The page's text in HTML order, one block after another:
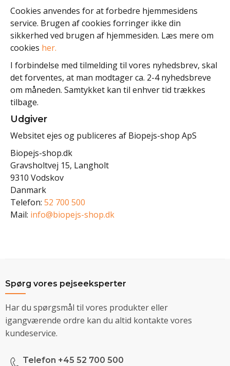
Cookies anvendes for at forbedre hjemmesidens
service. Brugen af cookies forringer ikke din
sikkerhed ved brugen af hjemmesiden. Læs mere om
cookies her.
I forbindelse med tilmelding til vores nyhedsbrev, skal
det forventes, at man modtager ca. 2-4 nyhedsbreve
om måneden. Samtykket kan til enhver tid trækkes
tilbage.
Udgiver
Websitet ejes og publiceres af Biopejs-shop ApS
Biopejs-shop.dk
Gravsholtvej 15, Langholt
9310 Vodskov
Danmark
Telefon: 52 700 500
Mail: info@biopejs-shop.dk
Spørg vores pejseeksperter
Har du spørgsmål til vores produkter eller
igangværende ordre kan du altid kontakte vores
kundeservice.
Telefon +45 52 700 500